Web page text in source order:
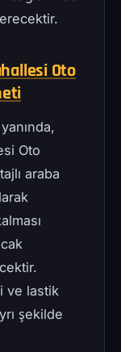
Oto
Oto
araba
ve lastik
şekilde